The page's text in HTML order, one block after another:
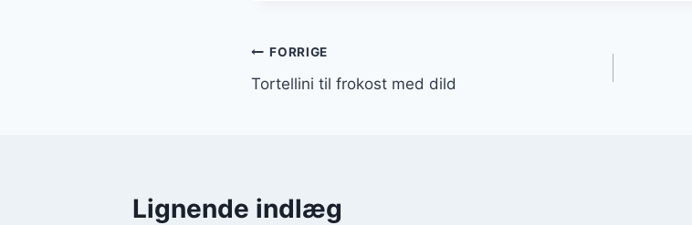
Indlægsnavigation
FORRIGE
Tortellini til frokost med dild
Lignende indlæg